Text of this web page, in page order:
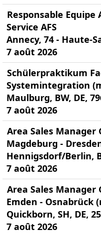
Responsable
Service AFS
Annecy, 74 - Haute-
7 août 2026
Schülerpraktikum
Systemintegration
Maulburg, BW, DE,
7 août 2026
Area Sales
Magdeburg -
Hennigsdorf/Berlin,
7 août 2026
Area Sales
Emden - Osnabrück
Quickborn, SH, DE,
7 août 2026